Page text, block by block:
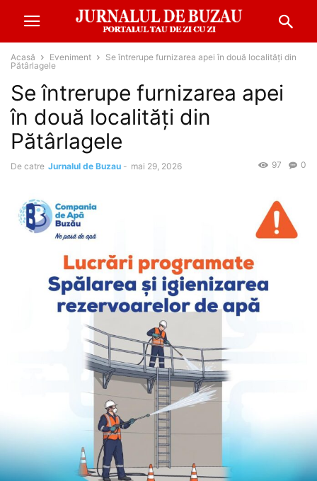
Acasă Eveniment
Se întrerupe furnizarea apei în două localități din
Pătârlagele
Se întrerupe furnizarea apei
în două localități din
Pătârlagele
De catre Jurnalul de Buzau - mai 29, 2026 0
97